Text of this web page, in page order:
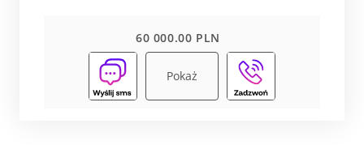
60 000.00 PLN
Pokaż